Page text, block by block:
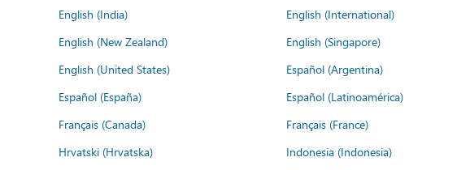
English (India)
English (International)
English (New Zealand)
English (Singapore)
English (United States)
Español (Argentina)
Español (España)
Español (Latinoamérica)
Français (Canada)
Français (France)
Hrvatski (Hrvatska)
Indonesia (Indonesia)